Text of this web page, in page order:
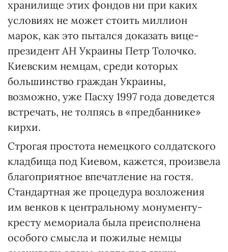
хранилище этих фондов ни при каких
условиях не может стоить миллион
марок, как это пытался доказать вице-
президент АН Украины Петр Толочко.
Киевским немцам, среди которых
большинство граждан Украины,
возможно, уже Пасху 1997 года доведется
встречать, не толпясь в «предбаннике»
кирхи.
Строгая простота немецкого солдатского
кладбища под Киевом, кажется, произвела
благоприятное впечатление на гостя.
Стандартная же процедура возложения
им венков к центральному монументу-
кресту мемориала была преисполнена
особого смысла и пожилые немцы